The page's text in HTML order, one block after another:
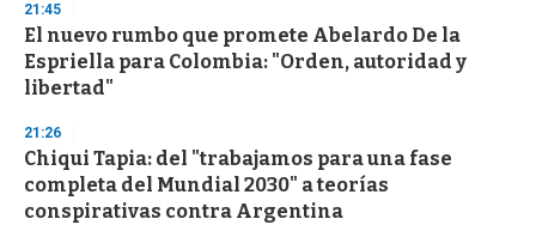
d
s
o
f
3
s
e
c
o
n
21:45
El nuevo rumbo que promete Abelardo De la
Espriella para Colombia: "Orden, autoridad y
libertad"
21:26
Chiqui Tapia: del "trabajamos para una fase
completa del Mundial 2030" a teorías
conspirativas contra Argentina